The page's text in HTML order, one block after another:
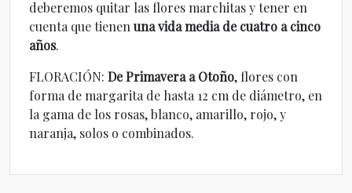
deberemos quitar las flores marchitas y tener en
cuenta que tienenuna vida media de cuatro a cinco
años.
FLORACIÓN: De Primavera a Otoño, flores con
forma de margarita de hasta 12 cm de diámetro, en
la gama de los rosas, blanco, amarillo, rojo, y
naranja, solos o combinados.